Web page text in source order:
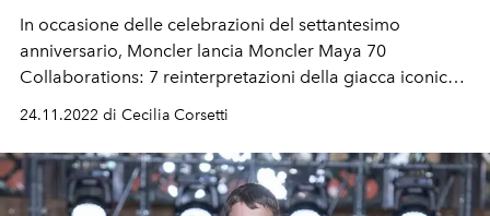
In occasione delle celebrazioni del settantesimo
anniversario, Moncler lancia Moncler Maya 70
Collaborations: 7 reinterpretazioni della giacca iconica
24.11.2022 di Cecilia Corsetti